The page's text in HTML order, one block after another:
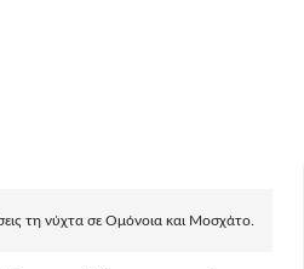
τη νύχτα σε Ομόνοια και Μοσχάτο.